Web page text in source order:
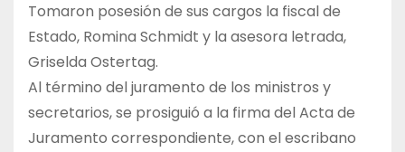
Tomaron posesión de sus cargos la fiscal de
Estado, Romina Schmidt y la asesora letrada,
Griselda Ostertag.
Al término del juramento de los ministros y
secretarios, se prosiguió a la firma del Acta de
Juramento correspondiente, con el escribano